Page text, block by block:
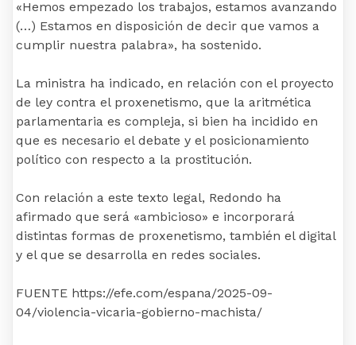
«Hemos empezado los trabajos, estamos avanzando
(…) Estamos en disposición de decir que vamos a
cumplir nuestra palabra», ha sostenido.
La ministra ha indicado, en relación con el proyecto
de ley contra el proxenetismo, que la aritmética
parlamentaria es compleja, si bien ha incidido en
que es necesario el debate y el posicionamiento
político con respecto a la prostitución.
Con relación a este texto legal, Redondo ha
afirmado que será «ambicioso» e incorporará
distintas formas de proxenetismo, también el digital
y el que se desarrolla en redes sociales.
FUENTE https://efe.com/espana/2025-09-
04/violencia-vicaria-gobierno-machista/